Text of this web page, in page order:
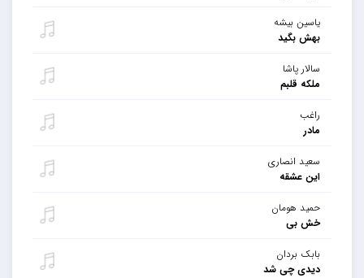
یاسین بیشه
بهش بگید
سالار پاشا
ملکه قلبم
راغب
مادر
سعید انصاری
این عشقه
حمید هومان
خش بی
بابک بردان
دیدی چی شد